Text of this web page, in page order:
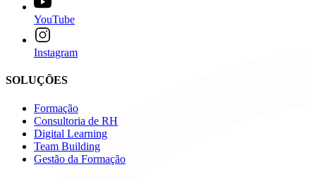
YouTube
Instagram
SOLUÇÕES
Formação
Consultoria de RH
Digital Learning
Team Building
Gestão da Formação